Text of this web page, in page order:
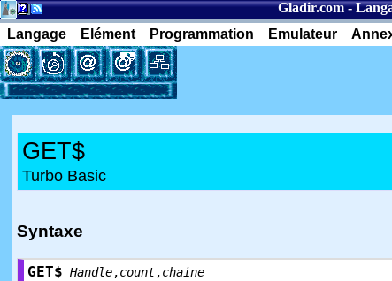
Gladir.com-
Langage
Elément Programmation Emulateur
GET$
Turbo Basic
Syntaxe
GET$ Handle,count,chaine